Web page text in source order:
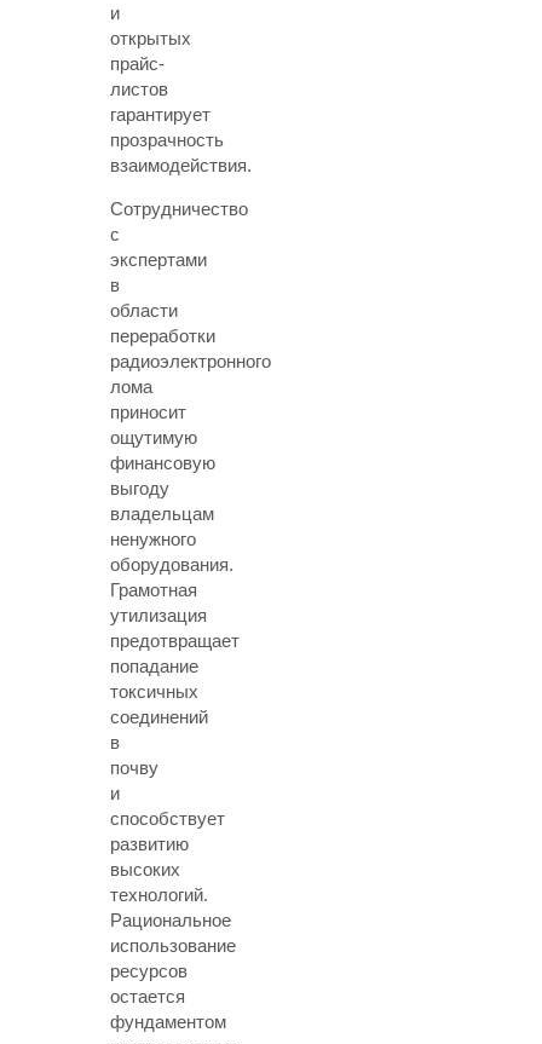
и
открытых
прайс-
листов
гарантирует
прозрачность
взаимодействия.
Сотрудничество
с
экспертами
в
области
переработки
радиоэлектронного
лома
приносит
ощутимую
финансовую
выгоду
владельцам
ненужного
оборудования.
Грамотная
утилизация
предотвращает
попадание
токсичных
соединений
в
почву
и
способствует
развитию
высоких
технологий.
Рациональное
использование
ресурсов
остается
фундаментом